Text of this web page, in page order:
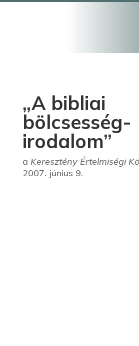
„A bibliai
bölcsesség-
irodalom”
a Keresztény Értelmiségi
2007. június 9.